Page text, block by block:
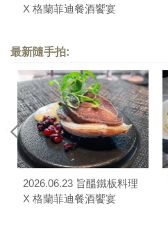
X 格蘭菲迪餐酒饗宴
最新隨手拍:
2026.06.23 旨醞鐵板料理
X 格蘭菲迪餐酒饗宴